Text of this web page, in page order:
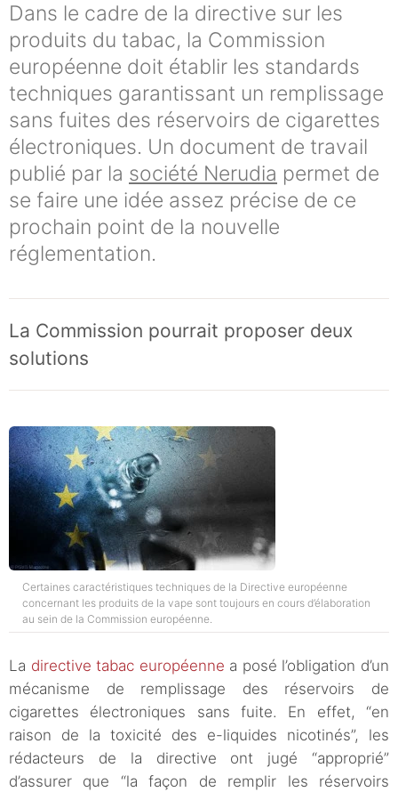
Dans le cadre de la directive sur les
produits du tabac, la Commission
européenne doit établir les standards
techniques garantissant un remplissage
sans fuites des réservoirs de cigarettes
électroniques. Un document de travail
publié par la société Nerudia permet de
se faire une idée assez précise de ce
prochain point de la nouvelle
réglementation.
La Commission pourrait proposer deux
solutions
Certaines caractéristiques techniques de la Directive européenne
concernant les produits de la vape sont toujours en cours d’élaboration
au sein de la Commission européenne.
La directive tabac européenne a posé l’obligation d’un
mécanisme de remplissage des réservoirs de
cigarettes électroniques sans fuite. En effet, “en
raison de la toxicité des e-liquides nicotinés”, les
rédacteurs de la directive ont jugé “approprié”
d’assurer que “la façon de remplir les réservoirs